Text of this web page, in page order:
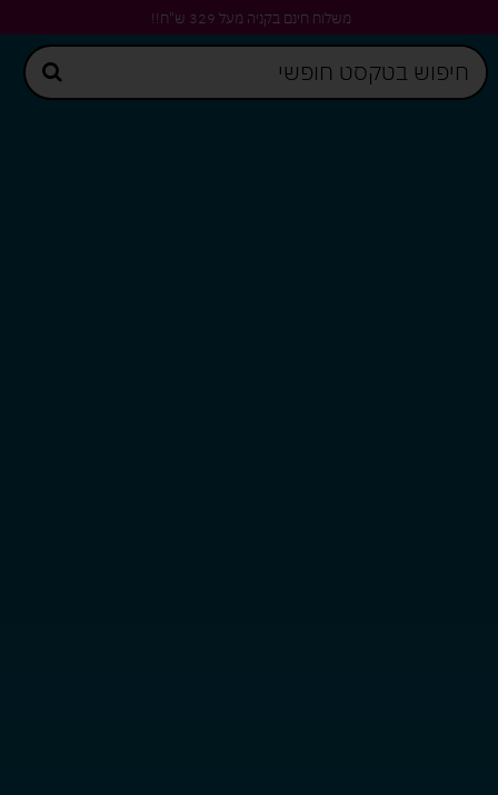
משלוח חינם בקניה מעל 329 ש"ח!!